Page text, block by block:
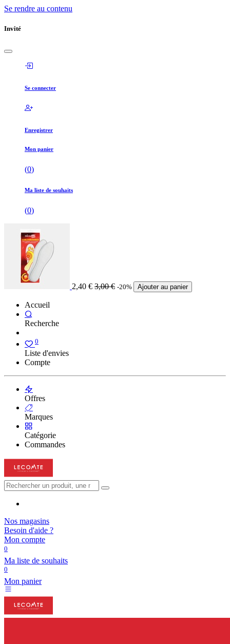
Se rendre au contenu
Invité
Se connecter
Enregistrer
Mon panier
(0)
Ma liste de souhaits
(0)
2,40 € 3,00€ -20% Ajouter au panier
Accueil
Recherche
0
Liste d'envies
Compte
Offres
Marques
Catégorie
Commandes
Nos magasins
Besoin d'aide ?
Mon compte
0
Ma liste de souhaits
0
Mon panier